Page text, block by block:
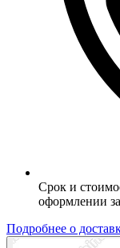
Срок и
оформлении
Подробнее о